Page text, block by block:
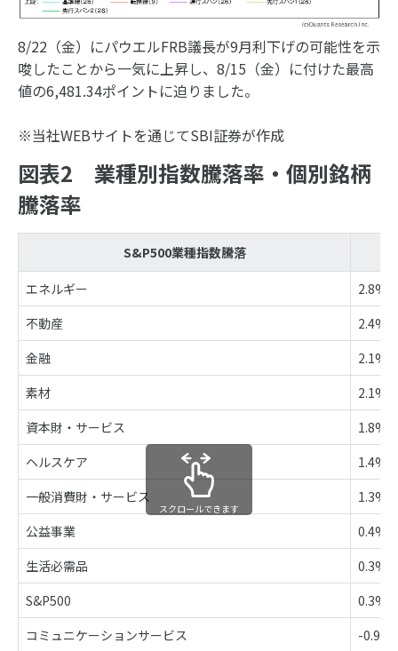
8/22（金）にパウエルFRB議長が9月利下げの可能性を示
唆したことから一気に上昇し、8/15（金）に付けた最高
値の6,481.34ポイントに迫りました。
※当社WEBサイトを通じてSBI証券が作成
図表2 業種別指数騰落率・個別銘柄
騰落率
S&P500業種指数騰落
エネルギー
2.8%
不動産
2.4%
金融
2.1%
素材
2.1%
資本財・サービス
1.8%
ヘルスケア
1.4%
一般消費財・サービス
1.3%
公益事業
0.4%
生活必需品
0.3%
S&P500
0.3%
コミュニケーションサービス
-0.9%
スクロールできます